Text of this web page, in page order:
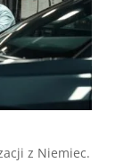
z Niemiec.